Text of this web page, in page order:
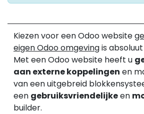
Kiezen voor een Odoo website
eigen Odoo omgevingis
Met een Odoo website heeft u
aan externe koppelingen en
van een uitgebreid
een gebruiksvriendelijkeen
builder.